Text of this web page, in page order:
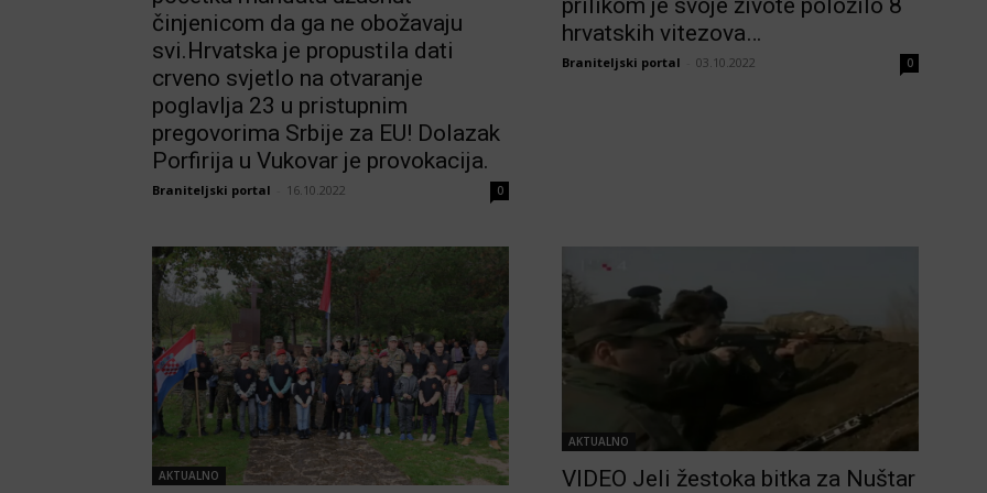
činjenicom da ga ne obožavaju
svi.Hrvatska je propustila dati
crveno svjetlo na otvaranje
poglavlja 23 u pristupnim
pregovorima Srbije za EU! Dolazak
Porfirija u Vukovar je provokacija.
Braniteljski portal 16.10.2022 0
prilikom je svoje živote položilo 8
hrvatskih vitezova…
Braniteljski portal 03.10.2022 0
AKTUALNO
AKTUALNO
VIDEO Jeli žestoka bitka za Nuštar